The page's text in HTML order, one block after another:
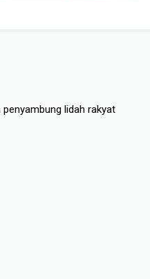
lidah rakyat